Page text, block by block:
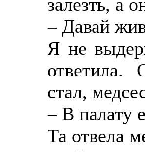
залезть, а
– Давай
Я не
ответила.
стал,
– В палату
Та отвела